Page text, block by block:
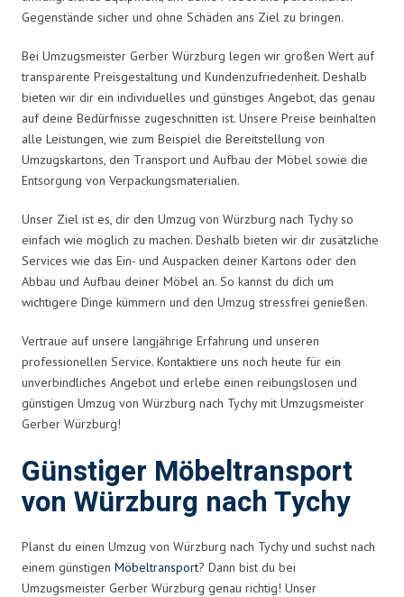
Gegenstände sicher und ohne Schäden ans Ziel zu bringen.
Bei Umzugsmeister Gerber Würzburg legen wir großen Wert auf
transparente Preisgestaltung und Kundenzufriedenheit. Deshalb
bieten wir dir ein individuelles und günstiges Angebot, das genau
auf deine Bedürfnisse zugeschnitten ist. Unsere Preise beinhalten
alle Leistungen, wie zum Beispiel die Bereitstellung von
Umzugskartons, den Transport und Aufbau der Möbel sowie die
Entsorgung von Verpackungsmaterialien.
Unser Ziel ist es, dir den Umzug von Würzburg nach Tychy so
einfach wie möglich zu machen. Deshalb bieten wir dir zusätzliche
Services wie das Ein- und Auspacken deiner Kartons oder den
Abbau und Aufbau deiner Möbel an. So kannst du dich um
wichtigere Dinge kümmern und den Umzug stressfrei genießen.
Vertraue auf unsere langjährige Erfahrung und unseren
professionellen Service. Kontaktiere uns noch heute für ein
unverbindliches Angebot und erlebe einen reibungslosen und
günstigen Umzug von Würzburg nach Tychy mit Umzugsmeister
Gerber Würzburg!
Günstiger Möbeltransport
von Würzburg nach Tychy
Planst du einen Umzug von Würzburg nach Tychy und suchst nach
einem günstigen Möbeltransport? Dann bist du bei
Umzugsmeister Gerber Würzburg genau richtig! Unser